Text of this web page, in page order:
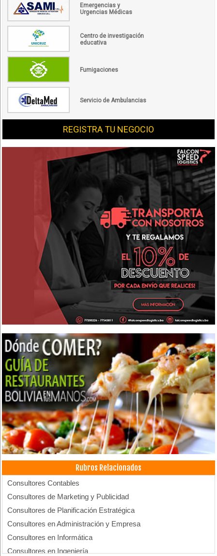
Emergencias y
Urgencias Médicas
Centro de investigación
educativa
Fumigaciones
Servicio de Ambulancias
REGISTRA TU NEGOCIO
Rubros Relacionados
Consultores Contables
Consultores de Marketing y Publicidad
Consultores de Planificación Estratégica
Consultores en Administración y Empresa
Consultores en Informática
Consultores en Ingeniería